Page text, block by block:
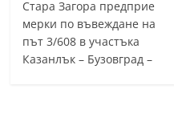
Стара Загора предприе
мерки по въвеждане на
път 3/608 в участъка
Казанлък – Бузовград –